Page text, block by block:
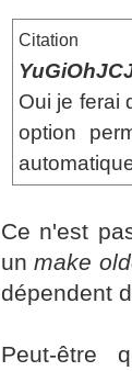
Citation
Oui je ferai
option
Ce n'est
unmake
dépendent
Peut-être